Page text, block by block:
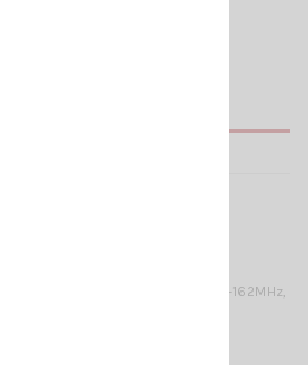
Marine Band, ORBCOMM M2M, AIS-162MHz,